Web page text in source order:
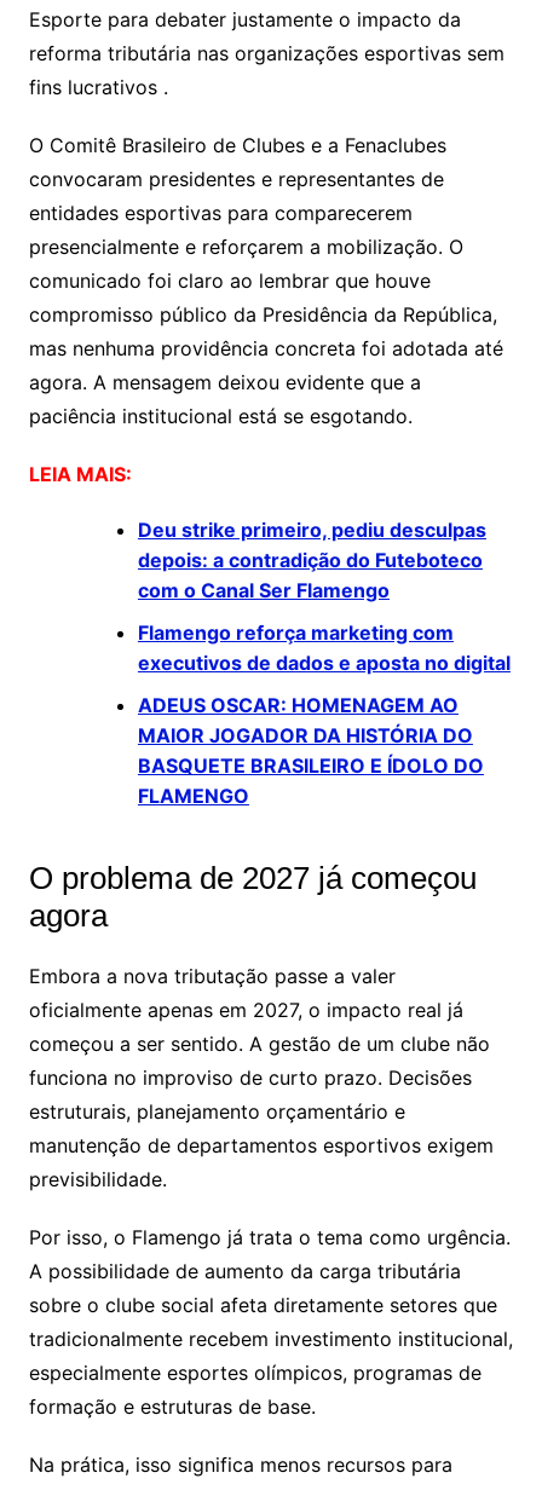
Esporte para debater justamente o impacto da
reforma tributária nas organizações esportivas sem
fins lucrativos .
O Comitê Brasileiro de Clubes e a Fenaclubes
convocaram presidentes e representantes de
entidades esportivas para comparecerem
presencialmente e reforçarem a mobilização. O
comunicado foi claro ao lembrar que houve
compromisso público da Presidência da República,
mas nenhuma providência concreta foi adotada até
agora. A mensagem deixou evidente que a
paciência institucional está se esgotando.
LEIA MAIS:
Deu strike primeiro, pediu desculpas
depois: a contradição do Futeboteco
com o Canal Ser Flamengo
Flamengo reforça marketing com
executivos de dados e aposta no digital
ADEUS OSCAR: HOMENAGEM AO
MAIOR JOGADOR DA HISTÓRIA DO
BASQUETE BRASILEIRO E ÍDOLO DO
FLAMENGO
O problema de 2027 já começou
agora
Embora a nova tributação passe a valer
oficialmente apenas em 2027, o impacto real já
começou a ser sentido. A gestão de um clube não
funciona no improviso de curto prazo. Decisões
estruturais, planejamento orçamentário e
manutenção de departamentos esportivos exigem
previsibilidade.
Por isso, o Flamengo já trata o tema como urgência.
A possibilidade de aumento da carga tributária
sobre o clube social afeta diretamente setores que
tradicionalmente recebem investimento institucional,
especialmente esportes olímpicos, programas de
formação e estruturas de base.
Na prática, isso significa menos recursos para